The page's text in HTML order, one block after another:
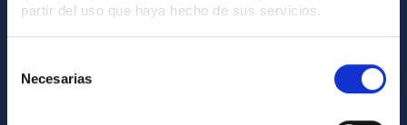
partir del uso que haya hecho de sus servicios.
Necesarias
Library